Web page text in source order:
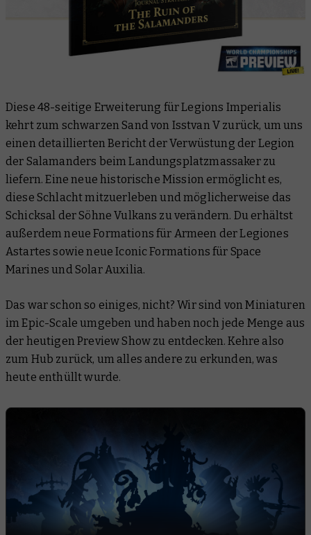
Diese 48-seitige Erweiterung für Legions Imperialis
kehrt zum schwarzen Sand von Isstvan V zurück, um uns
einen detaillierten Bericht der Verwüstung der Legion
der Salamanders beim Landungsplatzmassaker zu
liefern. Eine neue historische Mission ermöglicht es,
diese Schlacht mitzuerleben und möglicherweise das
Schicksal der Söhne Vulkans zu verändern. Du erhältst
außerdem neue Formations für Armeen der Legiones
Astartes sowie neue Iconic Formations für Space
Marines und Solar Auxilia.
Das war schon so einiges, nicht? Wir sind von Miniaturen
im Epic-Scale umgeben und haben noch jede Menge aus
der heutigen Preview Show zu entdecken. Kehre also
zum Hub zurück, um alles andere zu erkunden, was
heute enthüllt wurde.